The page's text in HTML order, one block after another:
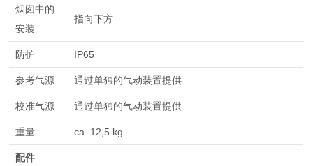
烟囱中的
安装
指向下方
防护 IP65
参考气源 通过单独的气动装置提供
校准气源 通过单独的气动装置提供
重量 ca. 12,5 kg
配件